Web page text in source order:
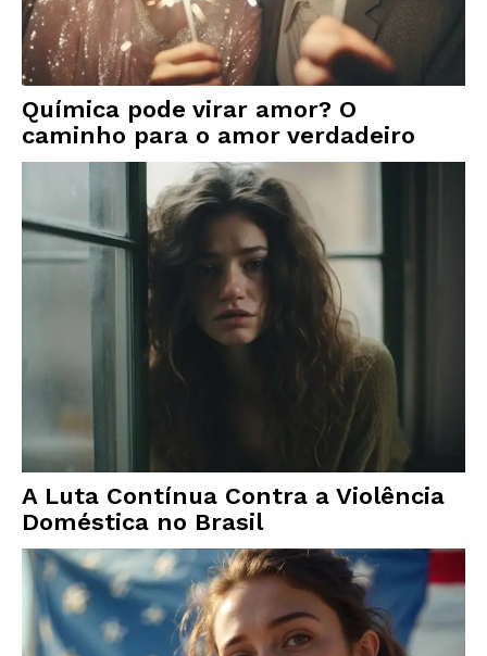
Química pode virar amor? O
caminho para o amor verdadeiro
A Luta Contínua Contra a Violência
Doméstica no Brasil